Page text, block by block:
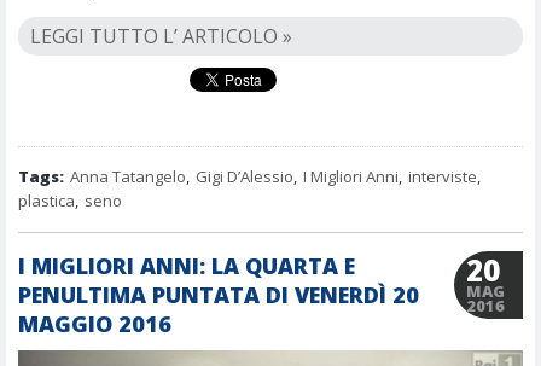
LEGGI TUTTO L’ ARTICOLO »
Tags: Anna Tatangelo Gigi D’Alessio I Migliori Anni interviste
plastica seno
I MIGLIORI ANNI: LA QUARTA E
PENULTIMA PUNTATA DI VENERDÌ 20
MAGGIO 2016
20
MAG
2016